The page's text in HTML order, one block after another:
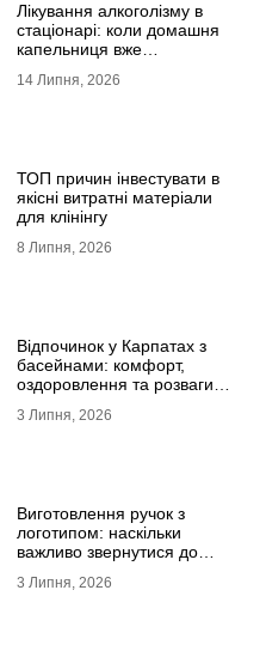
Лікування алкоголізму в
стаціонарі: коли домашня
капельниця вже
14 Липня, 2026
ТОП причин інвестувати в
якісні витратні матеріали
для клінінгу
8 Липня, 2026
Відпочинок у Карпатах з
басейнами: комфорт,
оздоровлення та розваги
3 Липня, 2026
Виготовлення ручок з
логотипом: наскільки
важливо звернутися до
3 Липня, 2026